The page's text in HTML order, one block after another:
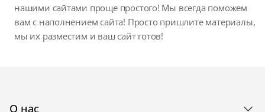
нашими сайтами проще простого! Мы всегда поможем
вам с наполнением сайта! Просто пришлите материалы,
мы их разместим и ваш сайт готов!
О нас